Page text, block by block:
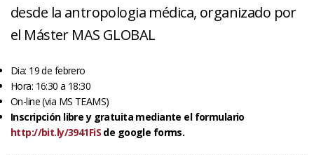
desde la antropologia médica, organizado por
el Máster MAS GLOBAL
Dia: 19 de febrero
Hora: 16:30 a 18:30
On-line (via MS TEAMS)
Inscripción libre y gratuita mediante el formulario
http://bit.ly/3941FiS de google forms.